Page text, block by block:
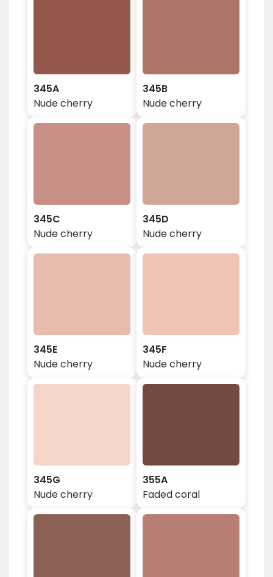
345A
Nude cherry
345B
Nude cherry
345C
Nude cherry
345D
Nude cherry
345E
Nude cherry
345F
Nude cherry
345G
Nude cherry
355A
Faded coral